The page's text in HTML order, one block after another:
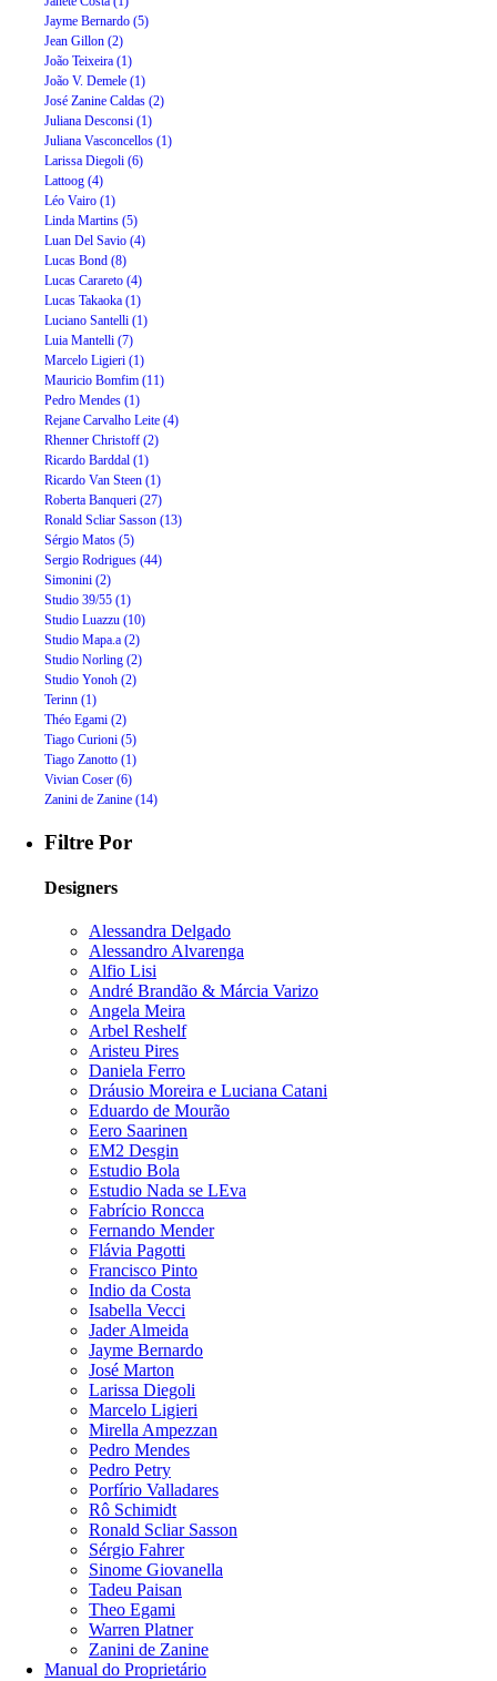
Jayme Bernardo (5)
Jean Gillon (2)
João Teixeira (1)
João V. Demele (1)
José Zanine Caldas (2)
Juliana Desconsi (1)
Juliana Vasconcellos (1)
Larissa Diegoli (6)
Lattoog (4)
Léo Vairo (1)
Linda Martins (5)
Luan Del Savio (4)
Lucas Bond (8)
Lucas Carareto (4)
Lucas Takaoka (1)
Luciano Santelli (1)
Luia Mantelli (7)
Marcelo Ligieri (1)
Mauricio Bomfim (11)
Pedro Mendes (1)
Rejane Carvalho Leite (4)
Rhenner Christoff (2)
Ricardo Barddal (1)
Ricardo Van Steen (1)
Roberta Banqueri (27)
Ronald Scliar Sasson (13)
Sérgio Matos (5)
Sergio Rodrigues (44)
Simonini (2)
Studio 39/55 (1)
Studio Luazzu (10)
Studio Mapa.a (2)
Studio Norling (2)
Studio Yonoh (2)
Terinn (1)
Théo Egami (2)
Tiago Curioni (5)
Tiago Zanotto (1)
Vivian Coser (6)
Zanini de Zanine (14)
Filtre Por
Designers
Alessandra Delgado
Alessandro Alvarenga
Alfio Lisi
André Brandão & Márcia Varizo
Angela Meira
Arbel Reshelf
Aristeu Pires
Daniela Ferro
Dráusio Moreira e Luciana Catani
Eduardo de Mourão
Eero Saarinen
EM2 Desgin
Estudio Bola
Estudio Nada se LEva
Fabrício Roncca
Fernando Mender
Flávia Pagotti
Francisco Pinto
Indio da Costa
Isabella Vecci
Jader Almeida
Jayme Bernardo
José Marton
Larissa Diegoli
Marcelo Ligieri
Mirella Ampezzan
Pedro Mendes
Pedro Petry
Porfírio Valladares
Rô Schimidt
Ronald Scliar Sasson
Sérgio Fahrer
Sinome Giovanella
Tadeu Paisan
Theo Egami
Warren Platner
Zanini de Zanine
Manual do Proprietário